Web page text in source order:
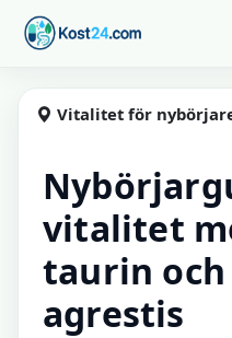
Hoppa till huvudinnehåll
Kost24
Vitalitet för nybörjare med
vitalitet
taurin och
agrestis